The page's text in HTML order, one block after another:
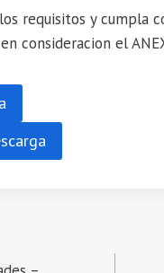
los requisitos y
consideracion el